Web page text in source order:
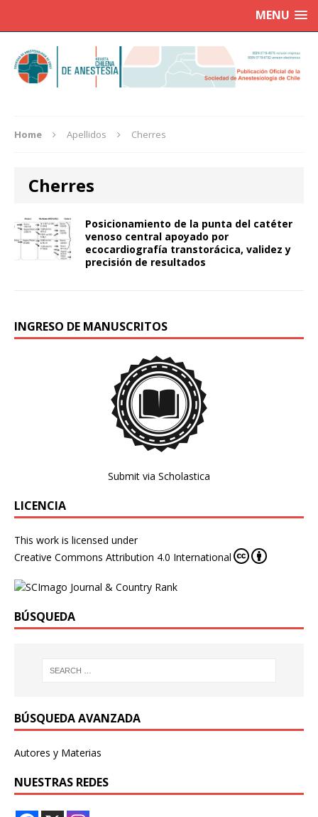
MENU
Home Apellidos Cherres
Cherres
Posicionamiento de la punta del catéter
venoso central apoyado por
ecocardiografía transtorácica, validez y
precisión de resultados
INGRESO DE MANUSCRITOS
Submit via Scholastica
LICENCIA
This work is licensed under
Creative Commons Attribution 4.0 International
BÚSQUEDA
BÚSQUEDA AVANZADA
Autores y Materias
NUESTRAS REDES